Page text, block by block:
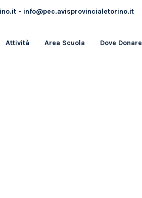
- info@pec.avisprovincialetorino.it
Attività Area Scuola Dove Donare